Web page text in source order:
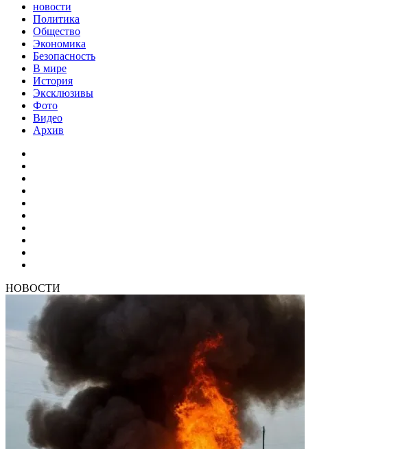
новости
Политика
Общество
Экономика
Безопасность
В мире
История
Эксклюзивы
Фото
Видео
Архив
НОВОСТИ